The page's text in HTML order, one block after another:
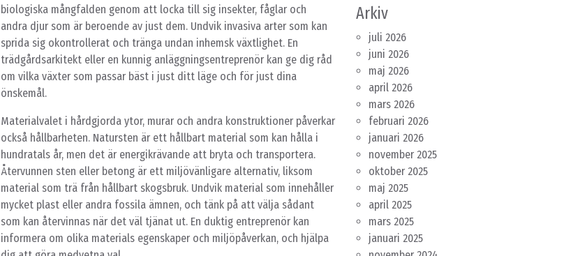
biologiska mångfalden genom att locka till sig insekter, fåglar och
andra djur som är beroende av just dem. Undvik invasiva arter som kan
sprida sig okontrollerat och tränga undan inhemsk växtlighet. En
trädgårdsarkitekt eller en kunnig anläggningsentreprenör kan ge dig råd
om vilka växter som passar bäst i just ditt läge och för just dina
önskemål.
Materialvalet i hårdgjorda ytor, murar och andra konstruktioner påverkar
också hållbarheten. Natursten är ett hållbart material som kan hålla i
hundratals år, men det är energikrävande att bryta och transportera.
Återvunnen sten eller betong är ett miljövänligare alternativ, liksom
material som trä från hållbart skogsbruk. Undvik material som innehåller
mycket plast eller andra fossila ämnen, och tänk på att välja sådant
som kan återvinnas när det väl tjänat ut. En duktig entreprenör kan
informera om olika materials egenskaper och miljöpåverkan, och hjälpa
Arkiv
juli 2026
juni 2026
maj 2026
april 2026
mars 2026
februari 2026
januari 2026
november 2025
oktober 2025
maj 2025
april 2025
mars 2025
januari 2025